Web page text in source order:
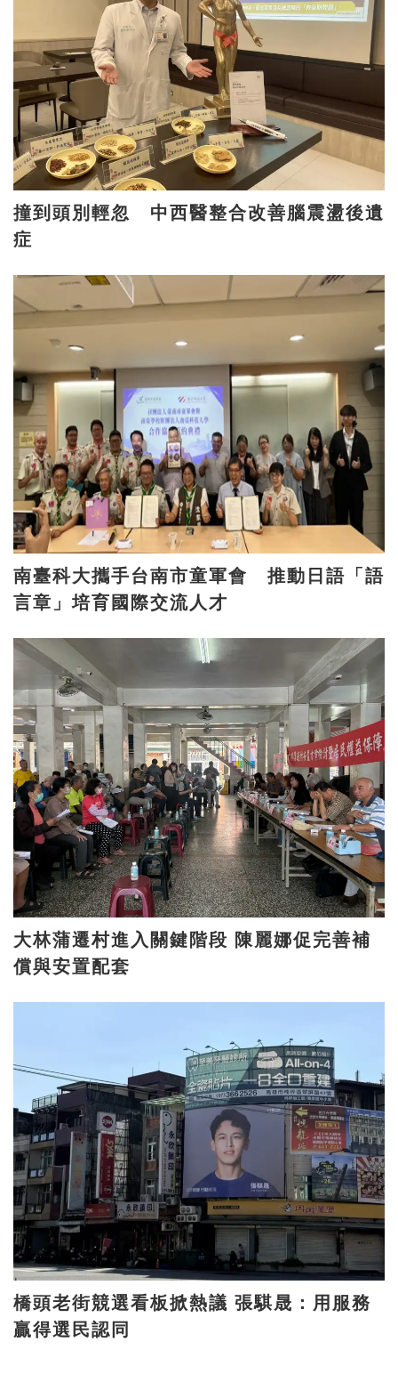
撞到頭別輕忽 中西醫整合改善腦震盪後遺
症
南臺科大攜手台南市童軍會 推動日語「語
言章」培育國際交流人才
大林蒲遷村進入關鍵階段 陳麗娜促完善補
償與安置配套
橋頭老街競選看板掀熱議 張騏晟：用服務
贏得選民認同